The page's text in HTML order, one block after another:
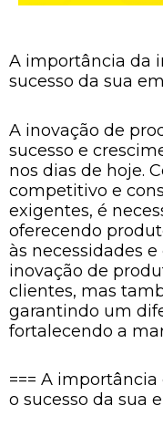
A importância da
sucesso da sua
A inovação de
sucesso e
nos dias de hoje.
competitivo e
exigentes, é
oferecendo
às necessidades
inovação de
clientes, mas
garantindo um
fortalecendo a
=== A
o sucesso da sua